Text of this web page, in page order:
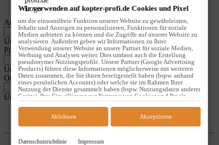
Adresse und Hausnummer(*)
Ungültige Eingabe
PLZ
(*)
Ungültige Eingabe
Ort
(*)
Ungültige Eingabe
Wir verwenden auf kopter-profi.de Cookies und Pixel
um die einwandfreie Funktion unserer Website zu gewährleisten,
Inhalte und Anzeigen zu personalisieren, Funktionen für soziale
Medien anbieten zu können und die Zugriffe auf unserer Website zu
analysieren. Außerdem geben wir Informationen zu Ihrer
Verwendung unserer Website an unsere Partner für soziale Medien,
Werbung und Analysen weiter. Dies umfasst auch die Erstellung
pseudonymer Nutzungsprofile. Unsere Partner (Google Advertising
Products) führen diese Informationen möglicherweise mit weiteren
Daten zusammen, die Sie ihnen bereitgestellt haben (bspw. anhand
eines persönlichen Accounts) oder welche sie im Rahmen Ihrer
Nutzung der Dienste gesammelt haben (bspw. Nutzungsdaten anderer
Geräte). Ihre Einwilligung zur Nutzung von Cookies und Pixeln
können Sie jederzeit widerrufen, indem Sie auf den Datenschutz-
Button links unten klicken und dort die entsprechenden
Anpassungen vornehmen.
Datenschutzrichtlinie Impressum
Ablehnen Akzeptieren